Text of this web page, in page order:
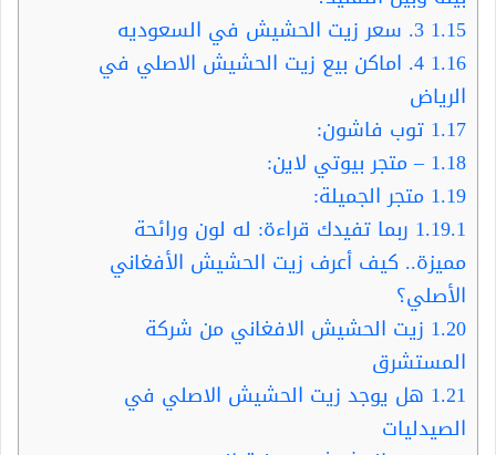
1.15
1.16 4. اماكن بيع زيت الحشيش الاصلي في
الرياض
1.17 توب فاشون:
1.18– متجر بيوتي لاين:
1.19 متجر الجميلة:
1.19.1 ربما تفيدك قراءة: له لون ورائحة
مميزة.. كيف أعرف زيت الحشيش الأفغاني
الأصلي؟
1.20 زيت الحشيش الافغاني من شركة
المستشرق
1.21 هل يوجد زيت الحشيش الاصلي في
الصيدليات